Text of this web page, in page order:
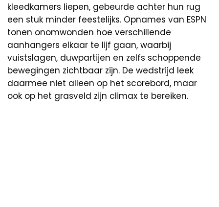
kleedkamers liepen, gebeurde achter hun rug
een stuk minder feestelijks. Opnames van ESPN
tonen onomwonden hoe verschillende
aanhangers elkaar te lijf gaan, waarbij
vuistslagen, duwpartijen en zelfs schoppende
bewegingen zichtbaar zijn. De wedstrijd leek
daarmee niet alleen op het scorebord, maar
ook op het grasveld zijn climax te bereiken.